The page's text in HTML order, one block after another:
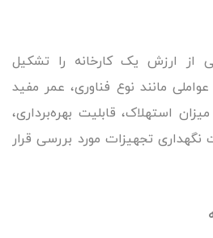
ارزش یک کارخانه را تشکیل
مانند نوع فناوری، عمر مفید
استهلاک، قابلیت بهره‌برداری،
تجهیزات مورد بررسی قرار